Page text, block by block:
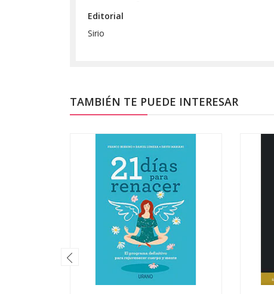
Editorial
Sirio
TAMBIÉN TE PUEDE INTERESAR